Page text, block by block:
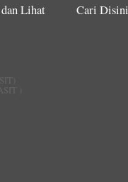
Lihat
)
Cari